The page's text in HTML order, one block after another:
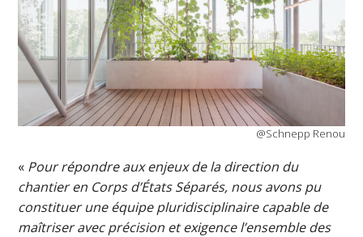
@Schnepp Renou
« Pour répondre aux enjeux de la direction du
chantier en Corps d’États Séparés, nous avons pu
constituer une équipe pluridisciplinaire capable de
maîtriser avec précision et exigence l’ensemble des